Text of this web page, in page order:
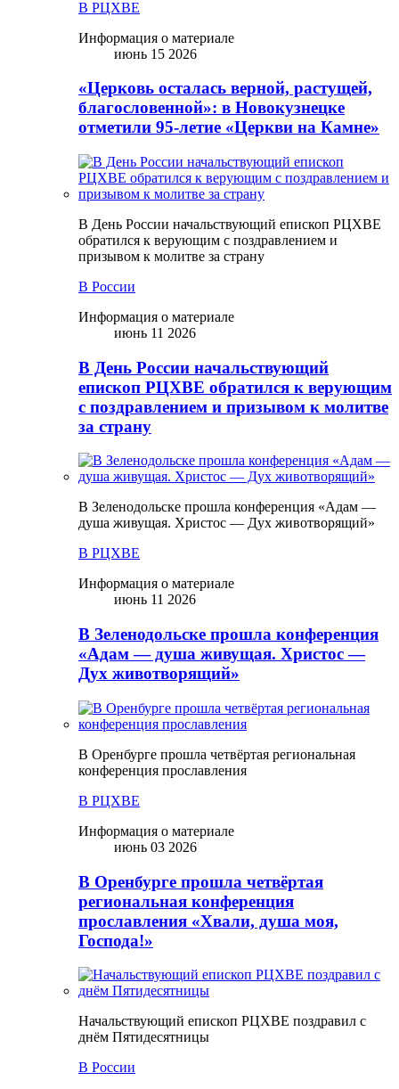
В РЦХВЕ
Информация о материале
июнь 15 2026
«Церковь осталась верной, растущей,
благословенной»: в Новокузнецке
отметили 95-летие «Церкви на Камне»
В День России начальствующий епископ РЦХВЕ
обратился к верующим с поздравлением и
призывом к молитве за страну
В России
Информация о материале
июнь 11 2026
В День России начальствующий
епископ РЦХВЕ обратился к верующим
с поздравлением и призывом к молитве
за страну
В Зеленодольске прошла конференция «Адам —
душа живущая. Христос — Дух животворящий»
В РЦХВЕ
Информация о материале
июнь 11 2026
В Зеленодольске прошла конференция
«Адам — душа живущая. Христос —
Дух животворящий»
В Оренбурге прошла четвёртая региональная
конференция прославления
В РЦХВЕ
Информация о материале
июнь 03 2026
В Оренбурге прошла четвёртая
региональная конференция
прославления «Хвали, душа моя,
Господа!»
Начальствующий епископ РЦХВЕ поздравил с
днём Пятидесятницы
В России